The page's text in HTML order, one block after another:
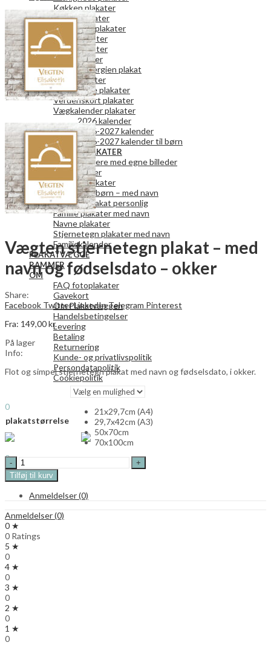
Køkken plakater
Kunst plakater
Mor og Far plakater
Natur plakater
Retro plakater
Rum plakater
Spar på energien plakat
Teen plakater
Vaskeguide plakater
Verdenskort plakater
Vægkalender plakater
2026 kalender
2026-2027 kalender
2026-2027 kalender til børn
PERSONLIGE PLAKATER
Fotokalendere med egne billeder
Fotoplakater
Bogstavplakater
Plakater til børn – med navn
Danmark plakat personlig
Familie plakater med navn
Navne plakater
Stjernetegn plakater med navn
Familiekalender
PLAKATVÆGGE
RAMMER
OM
FAQ fotoplakater
Gavekort
Om Plakatvæggen
Handelsbetingelser
Levering
Betaling
Returnering
Kunde- og privatlivspolitik
Persondatapolitik
Cookiepolitik
0
0,00
kr.
Menu
0
0,00kr.
Vægten stjernetegn plakat – med
navn og fødselsdato – okker
Share:
Facebook TwitterLinkedIn Telegram Pinterest
Fra: 149,00kr.
På lager
Info:
Flot og simpel stjernetegn plakat med navn og fødselsdato, i okker.
plakatstørrelse
21x29,7cm (A4)
29,7x42cm (A3)
50x70cm
70x100cm
Vægten
stjernetegn
plakat
med
navn
og
fødselsdato
Tilføj til kurv
Anmeldelser (0)
Anmeldelser (0)
0 ★
0 Ratings
5 ★
0
4 ★
0
3 ★
0
2 ★
0
1 ★
0